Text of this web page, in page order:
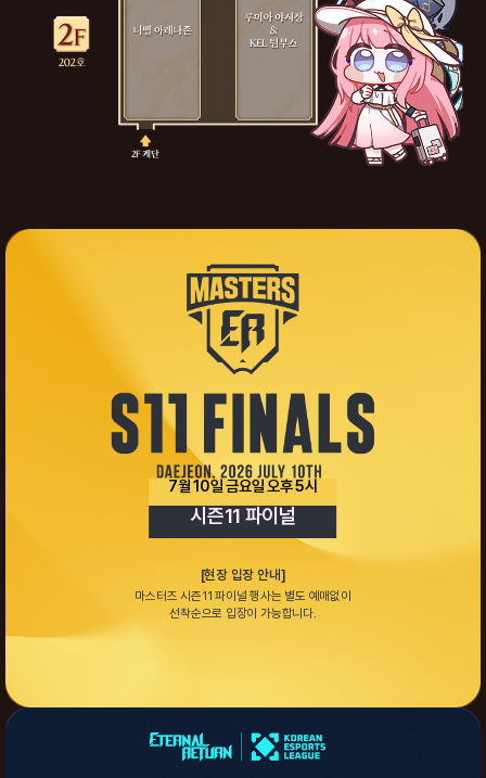
7월 10일 금요일 오후 5시
시즌11 파이널
[현장 입장 안내]
마스터즈 시즌11 파이널 행사는 별도 예매없이
선착순으로 입장이 가능합니다.